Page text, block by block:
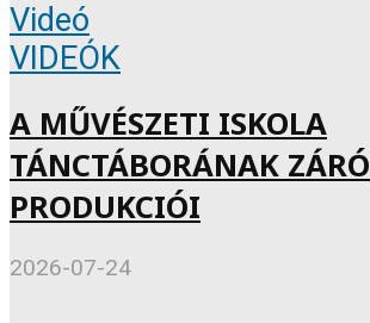
Videó
VIDEÓK
A MŰVÉSZETI ISKOLA
TÁNCTÁBORÁNAK ZÁRÓ
PRODUKCIÓI
2026-07-24